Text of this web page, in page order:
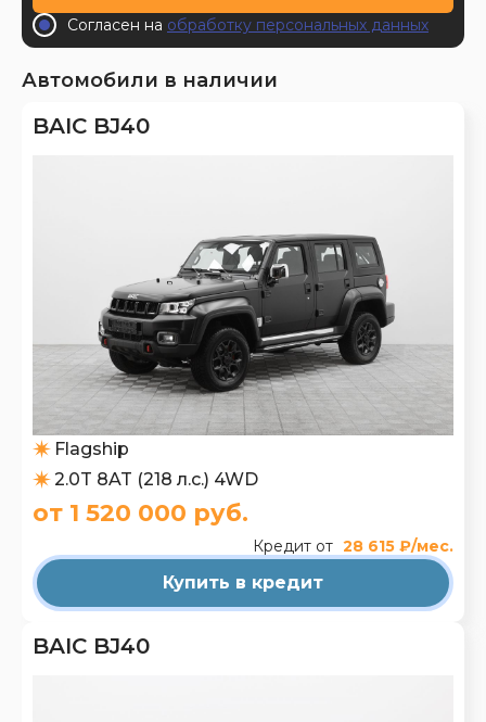
Согласен на обработку персональных данных
Автомобили в наличии
BAIC BJ40
Flagship
2.0T 8AT (218 л.с.) 4WD
от 1 520 000 руб.
Кредит от 28 615 ₽/мес.
Купить в кредит
BAIC BJ40